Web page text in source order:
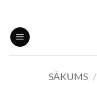
content
SĀKUMS /